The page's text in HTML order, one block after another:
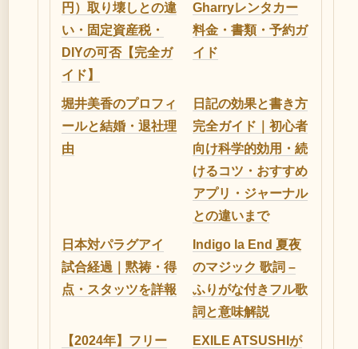
円）取り壊しとの違
い・固定資産税・
DIYの可否【完全ガ
イド】
Gharryレンタカー
料金・書類・予約ガ
イド
堀井美香のプロフィ
ールと結婚・退社理
由
日記の効果と書き方
完全ガイド｜初心者
向け科学的効用・続
けるコツ・おすすめ
アプリ・ジャーナル
との違いまで
日本対パラグアイ
試合経過｜黙祷・得
点・スタッツを詳報
Indigo la End 夏夜
のマジック 歌詞 –
ふりがな付きフル歌
詞と意味解説
【2024年】フリー
EXILE ATSUSHIが